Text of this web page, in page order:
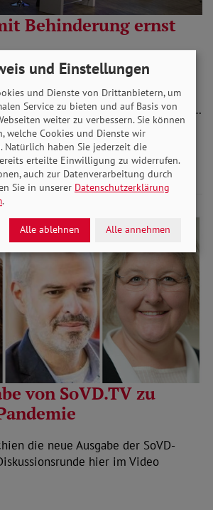
Behinderung ernst
SoVD.TV drehte sich um
Die Gäste diskutierten darüber,
nötig sind, und was sie sich von…
von SoVD.TV zu
die neue Ausgabe der SoVD-
hier im Video
und Einstellungen
und Dienste von Drittanbietern, um
Service zu bieten und auf Basis von
weiter zu verbessern. Sie können
welche Cookies und Dienste wir
Natürlich haben Sie jederzeit die
erteilte Einwilligung zu widerrufen.
auch zur Datenverarbeitung durch
Sie in unserer Datenschutzerklärung
.
Alle ablehnen Alle annehmen